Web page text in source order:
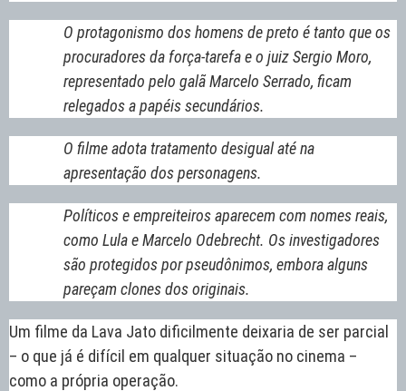
O protagonismo dos homens de preto é tanto que os
procuradores da força-tarefa e o juiz Sergio Moro,
representado pelo galã Marcelo Serrado, ficam
relegados a papéis secundários.
O filme adota tratamento desigual até na
apresentação dos personagens.
Políticos e empreiteiros aparecem com nomes reais,
como Lula e Marcelo Odebrecht. Os investigadores
são protegidos por pseudônimos, embora alguns
pareçam clones dos originais.
Um filme da Lava Jato dificilmente deixaria de ser parcial
– o que já é difícil em qualquer situação no cinema –
como a própria operação.